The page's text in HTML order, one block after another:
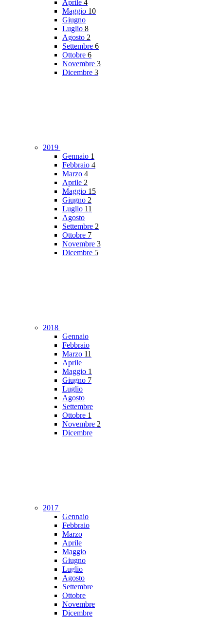
Aprile 4
Maggio 10
Giugno
Luglio 8
Agosto 2
Settembre 6
Ottobre 6
Novembre 3
Dicembre 3
2019
Gennaio 1
Febbraio 4
Marzo 4
Aprile 2
Maggio 15
Giugno 2
Luglio 11
Agosto
Settembre 2
Ottobre 7
Novembre 3
Dicembre 5
2018
Gennaio
Febbraio
Marzo 11
Aprile
Maggio 1
Giugno 7
Luglio
Agosto
Settembre
Ottobre 1
Novembre 2
Dicembre
2017
Gennaio
Febbraio
Marzo
Aprile
Maggio
Giugno
Luglio
Agosto
Settembre
Ottobre
Novembre
Dicembre